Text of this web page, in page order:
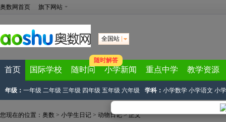
奥数网首页 旗下网站
全国站
首页 国际学校 随时问
随时解答
小学新闻 重点中学 教学资源
年级： 一年级 二年级 三年级 四年级 五年级 六年级 学科： 小学数学 小学语文 小
您现在的位置： 奥数 > 小学生日记 > 动物日记> 正文